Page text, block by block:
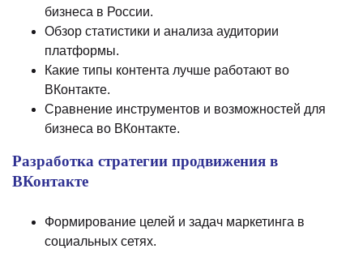
бизнеса в России.
Обзор статистики и анализа аудитории
платформы.
Какие типы контента лучше работают во
ВКонтакте.
Сравнение инструментов и возможностей для
бизнеса во ВКонтакте.
Разработка стратегии продвижения в
ВКонтакте
Формирование целей и задач маркетинга в
социальных сетях.